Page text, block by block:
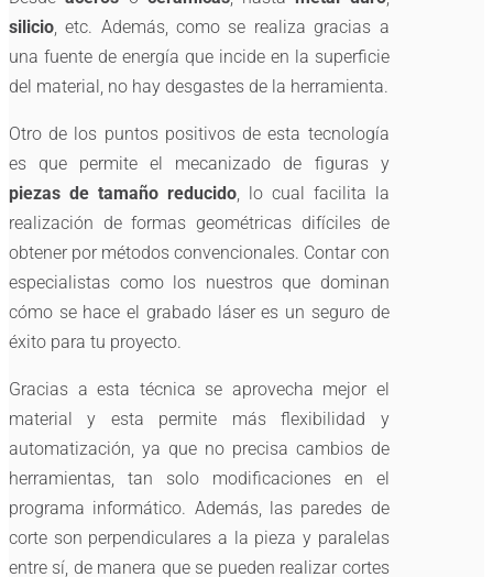
silicio, etc. Además, como se realiza gracias a
una fuente de energía que incide en la superficie
del material, no hay desgastes de la herramienta.
Otro de los puntos positivos de esta tecnología
es que permite el mecanizado de figuras y
piezas de tamaño reducido, lo cual facilita la
realización de formas geométricas difíciles de
obtener por métodos convencionales. Contar con
especialistas como los nuestros que dominan
cómo se hace el grabado láser es un seguro de
éxito para tu proyecto.
Gracias a esta técnica se aprovecha mejor el
material y esta permite más flexibilidad y
automatización, ya que no precisa cambios de
herramientas, tan solo modificaciones en el
programa informático. Además, las paredes de
corte son perpendiculares a la pieza y paralelas
entre sí, de manera que se pueden realizar cortes